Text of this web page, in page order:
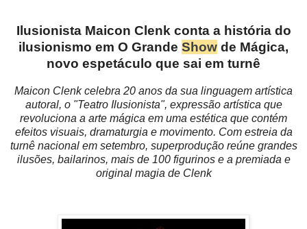
Ilusionista Maicon Clenk conta a história do
ilusionismo em O Grande Show de Mágica,
novo espetáculo que sai em turnê
Maicon Clenk celebra 20 anos da sua linguagem artística
autoral, o "Teatro Ilusionista", expressão artística que
revoluciona a arte mágica em uma estética que contém
efeitos visuais, dramaturgia e movimento. Com estreia da
turnê nacional em setembro, superprodução reúne grandes
ilusões, bailarinos, mais de 100 figurinos e a premiada e
original magia de Clenk